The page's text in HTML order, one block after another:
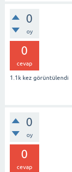
0
oy
0
cevap
1.1k kez görüntülendi
0
oy
0
cevap